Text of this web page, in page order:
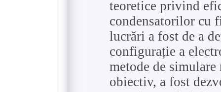
teoretice privind
condensatorilor cu
lucrări a fost de a
configurație a
metode de simulare
obiectiv, a fost